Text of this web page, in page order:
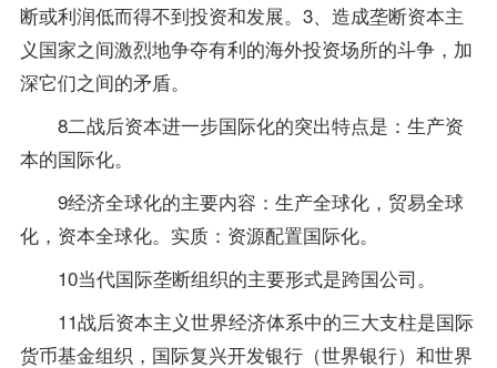
断或利润低而得不到投资和发展。3、造成垄断资本主
义国家之间激烈地争夺有利的海外投资场所的斗争，加
深它们之间的矛盾。
8二战后资本进一步国际化的突出特点是：生产资
本的国际化。
9经济全球化的主要内容：生产全球化，贸易全球
化，资本全球化。实质：资源配置国际化。
10当代国际垄断组织的主要形式是跨国公司。
11战后资本主义世界经济体系中的三大支柱是国际
货币基金组织，国际复兴开发银行（世界银行）和世界